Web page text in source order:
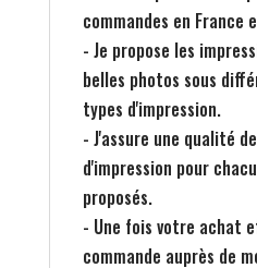
commandes en France
- Je propose les
belles photos sous
types d'impression.
- J'assure une qualité
d'impression pour
proposés.
- Une fois votre achat
commande auprès de